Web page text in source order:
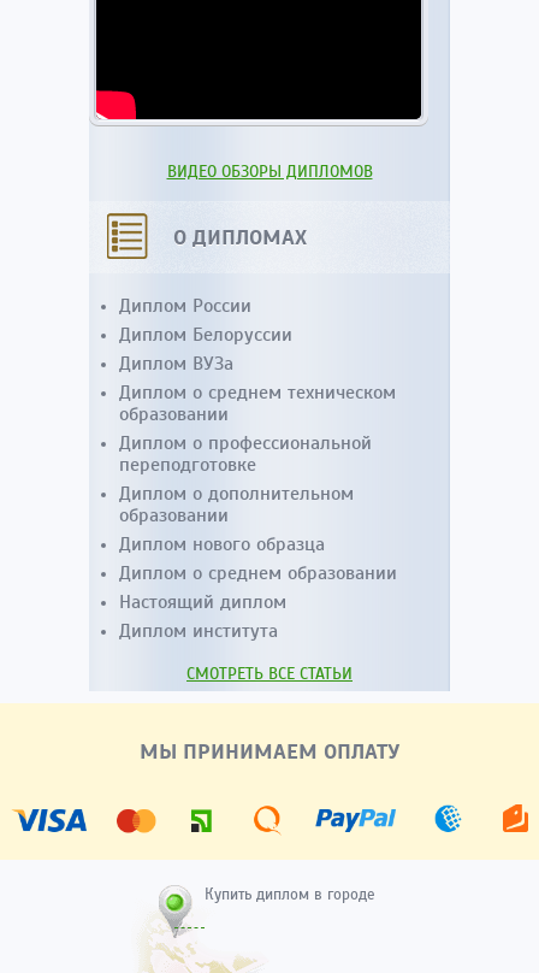
ВИДЕО ОБЗОРЫ ДИПЛОМОВ
О ДИПЛОМАХ
Диплом России
Диплом Белоруссии
Диплом ВУЗа
Диплом о среднем техническом
образовании
Диплом о профессиональной
переподготовке
Диплом о дополнительном
образовании
Диплом нового образца
Диплом о среднем образовании
Настоящий диплом
Диплом института
СМОТРЕТЬ ВСЕ СТАТЬИ
МЫ ПРИНИМАЕМ ОПЛАТУ
Купить диплом в городе